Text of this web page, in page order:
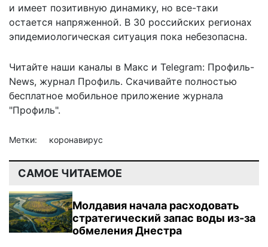
и имеет позитивную динамику, но все-таки
остается напряженной. В 30 российских регионах
эпидемиологическая ситуация пока небезопасна.
Читайте наши каналы в Макс и Telegram: Профиль-
News, журнал Профиль. Скачивайте полностью
бесплатное мобильное приложение журнала
"Профиль".
Метки: коронавирус
САМОЕ ЧИТАЕМОЕ
Молдавия начала расходовать
стратегический запас воды из-за
обмеления Днестра